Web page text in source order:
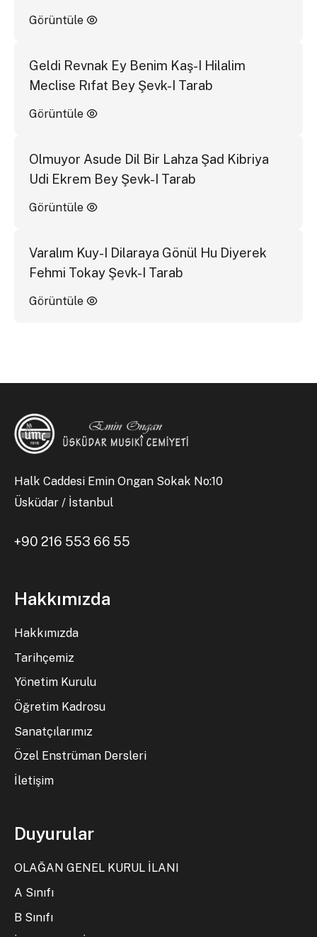
Görüntüle
Geldi Revnak Ey Benim Kaş-I Hilalim
Meclise Rıfat Bey Şevk-I Tarab
Görüntüle
Olmuyor Asude Dil Bir Lahza Şad Kibriya
Udi Ekrem Bey Şevk-I Tarab
Görüntüle
Varalım Kuy-I Dilaraya Gönül Hu Diyerek
Fehmi Tokay Şevk-I Tarab
Görüntüle
Halk Caddesi Emin Ongan Sokak No:10
Üsküdar / İstanbul
+90 216 553 66 55
Hakkımızda
Hakkımızda
Tarihçemiz
Yönetim Kurulu
Öğretim Kadrosu
Sanatçılarımız
Özel Enstrüman Dersleri
İletişim
Duyurular
OLAĞAN GENEL KURUL İLANI
A Sınıfı
B Sınıfı